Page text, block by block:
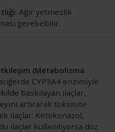
Ağır yetmezlik
gerekebilir.
(Metabolizma
CYP3A4 enzimiyle
baskılayan ilaçlar,
artırarak toksisite
ilaçlar: Ketokonazol,
ilaçlar kullanılıyorsa doz